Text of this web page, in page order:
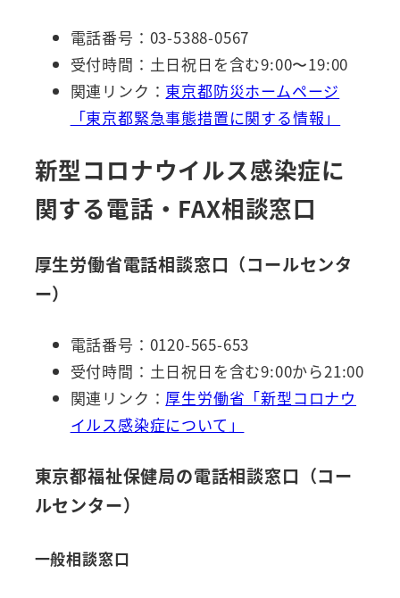
電話番号：03-5388-0567
受付時間：土日祝日を含む9:00〜19:00
関連リンク： 東京都防災ホームページ
「東京都緊急事態措置に関する情報」
新型コロナウイルス感染症に
関する電話・FAX相談窓口
厚生労働省電話相談窓口（コールセンタ
ー）
電話番号：0120-565-653
受付時間：土日祝日を含む9:00から21:00
関連リンク： 厚生労働省「新型コロナウ
イルス感染症について」
東京都福祉保健局の電話相談窓口（コー
ルセンター）
一般相談窓口